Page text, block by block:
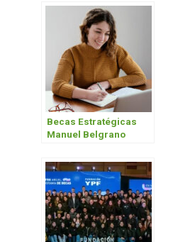
Becas Estratégicas
Manuel Belgrano